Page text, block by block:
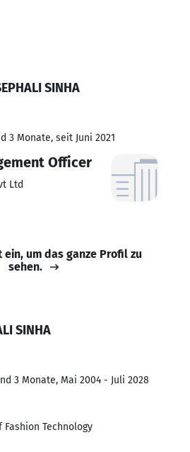
SINHA
3 Monate, seit Juni 2021
Officer
Ltd
ein, um das ganze Profil zu
sehen.
SINHA
3 Monate, Mai 2004 - Juli 2028
Technology